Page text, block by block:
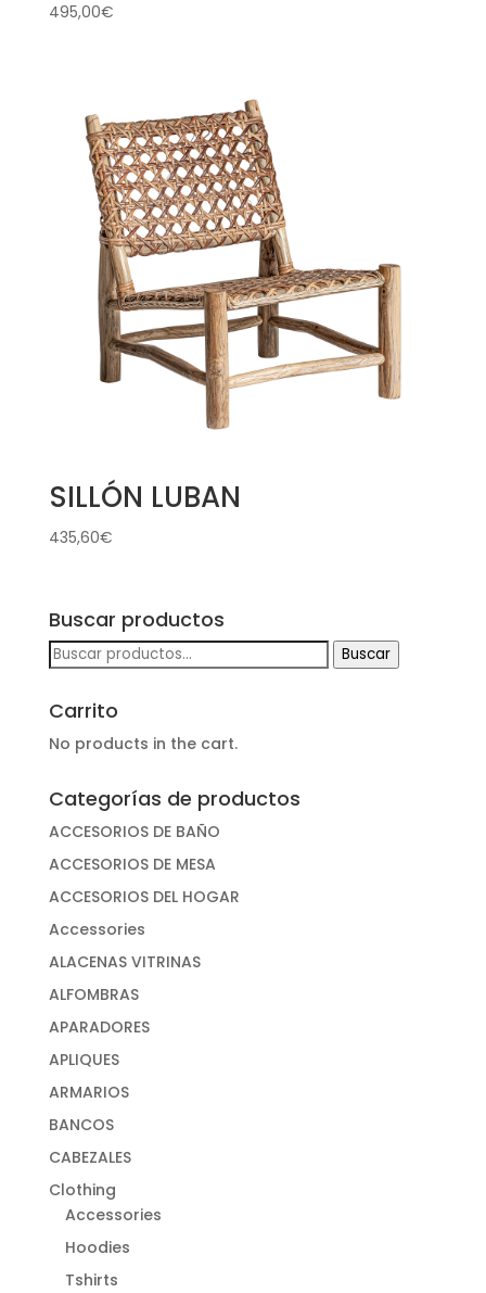
495,00€
SILLÓN LUBAN
435,60€
Buscar productos
Buscar
por:
Buscar
Carrito
No products in the cart.
Categorías de productos
ACCESORIOS DE BAÑO
ACCESORIOS DE MESA
ACCESORIOS DEL HOGAR
Accessories
ALACENAS VITRINAS
ALFOMBRAS
APARADORES
APLIQUES
ARMARIOS
BANCOS
CABEZALES
Clothing
Accessories
Hoodies
Tshirts